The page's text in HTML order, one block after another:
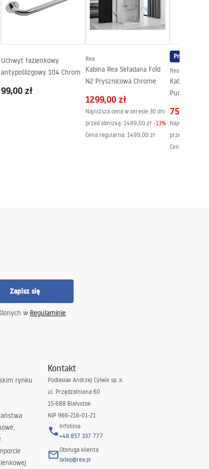
Uchwyt łazienkowy
antypoślizgowy 104 Chrom
99,00 zł
Rea
Kabina Rea Składana Fold
N2 Prysznicowa Chrome
1299,00 zł
Najniższa cena w okresie 30 dni
przed obniżką: 1499,00 zł -13%
Cena regularna: 1499,00 zł
Promocja
Rea
Kabina
Punto
759,00 zł
Najniższa
przed obniżką:
Cena regularna
Zapisz się
w Regulaminie.
rynku
Kontakt
Podlasiak Andrzej Cylwik sp. k.
ul. Przędzalniana 60
15-688 Białystok
NIP 966-216-01-21
Infolinia
+48 857 337 777
Obsługa klienta
sklep@rea.pl